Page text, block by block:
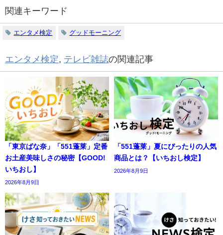
関連キーワード
エンタメ検定 グッドモーニング
エンタメ検定, テレビ雑誌の関連記事
「東京ばな奈」「551蓬莱」定番
お土産美味しさの秘密【GOOD!
いちおし】
2026年8月9日
「551蓬莱」夏にぴったりの人気
商品とは？【いちおし検定】
2026年8月9日